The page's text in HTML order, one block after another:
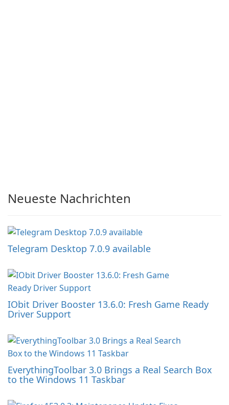
Neueste Nachrichten
Telegram Desktop 7.0.9 available
IObit Driver Booster 13.6.0: Fresh Game Ready
Driver Support
EverythingToolbar 3.0 Brings a Real Search Box
to the Windows 11 Taskbar